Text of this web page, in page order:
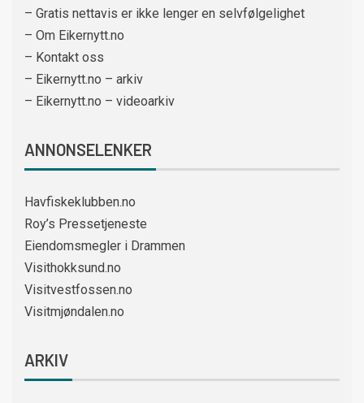
– Gratis nettavis er ikke lenger en selvfølgelighet
– Om Eikernytt.no
– Kontakt oss
– Eikernytt.no – arkiv
– Eikernytt.no – videoarkiv
ANNONSELENKER
Havfiskeklubben.no
Roy’s Pressetjeneste
Eiendomsmegler i Drammen
Visithokksund.no
Visitvestfossen.no
Visitmjøndalen.no
ARKIV